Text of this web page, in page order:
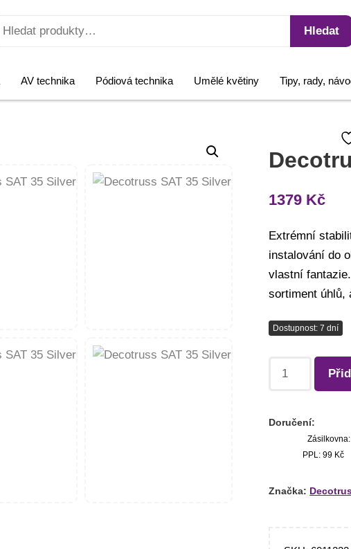
Hledat
AV technika Pódiová technika Umělé květiny Tipy, rady,
1379 Kč
Extrémní
instalování do
vlastní
sortiment úhlů,
Dostupnost: 7 dní
Doručení:
PPL: 99 Kč
Značka: